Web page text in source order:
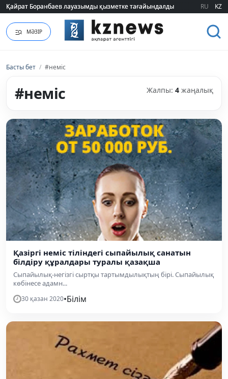
Қайрат Боранбаев лауазымды қызметке тағайындалды
Қайрат Боранбаев лауазымды қызметке тағайындалды RU KZ
МӘЗІР
Басты бет / #неміс
#неміс Жалпы: 4 жаңалық
Қазіргі неміс тіліндегі сыпайылық санатын
білдіру құралдары туралы қазақша
Сыпайылық-негізгі сыртқы тартымдылықтың бірі. Сыпайылық
көбінесе адамн...
30 қазан 2020•Білім